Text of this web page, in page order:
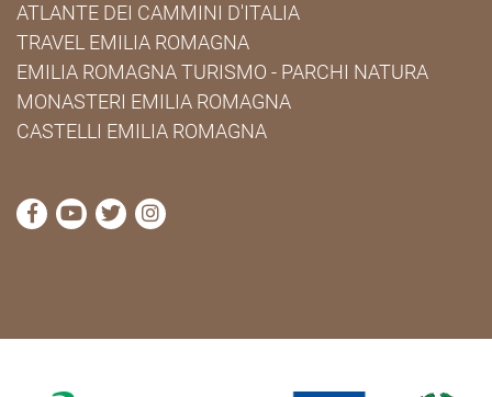
ATLANTE DEI CAMMINI D'ITALIA
TRAVEL EMILIA ROMAGNA
EMILIA ROMAGNA TURISMO - PARCHI NATURA
MONASTERI EMILIA ROMAGNA
CASTELLI EMILIA ROMAGNA
visita la pagina Facebook di Cammini Emilia-
visita la pagina YouTube di Cammini Emilia-
visita la pagina Twitter di Cammini Emilia-
visita la pagina Instagram di Cammini